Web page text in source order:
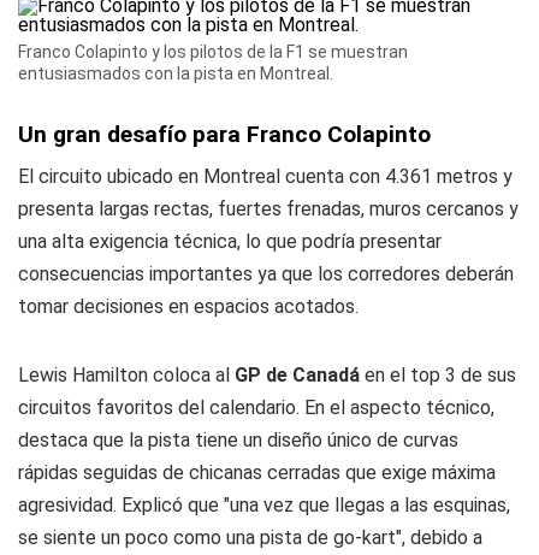
Franco Colapinto y los pilotos de la F1 se muestran
entusiasmados con la pista en Montreal.
Un gran desafío para Franco Colapinto
El circuito ubicado en Montreal cuenta con 4.361 metros y
presenta largas rectas, fuertes frenadas, muros cercanos y
una alta exigencia técnica, lo que podría presentar
consecuencias importantes ya que los corredores deberán
tomar decisiones en espacios acotados.
Lewis Hamilton coloca al GP de Canadá en el top 3 de sus
circuitos favoritos del calendario. En el aspecto técnico,
destaca que la pista tiene un diseño único de curvas
rápidas seguidas de chicanas cerradas que exige máxima
agresividad. Explicó que "una vez que llegas a las esquinas,
se siente un poco como una pista de go-kart", debido a